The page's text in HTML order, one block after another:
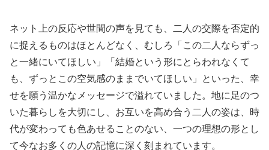
ネット上の反応や世間の声を見ても、二人の交際を否定的
に捉えるものはほとんどなく、むしろ「この二人ならずっ
と一緒にいてほしい」「結婚という形にとらわれなくて
も、ずっとこの空気感のままでいてほしい」といった、幸
せを願う温かなメッセージで溢れていました。地に足のつ
いた暮らしを大切にし、お互いを高め合う二人の姿は、時
代が変わっても色あせることのない、一つの理想の形とし
て今なお多くの人の記憶に深く刻まれています。